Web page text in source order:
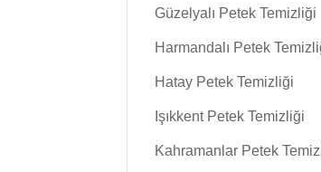
Güzelyalı Petek Temizliği
Harmandalı Petek
Hatay Petek Temizliği
Işıkkent Petek Temizliği
Kahramanlar Petek